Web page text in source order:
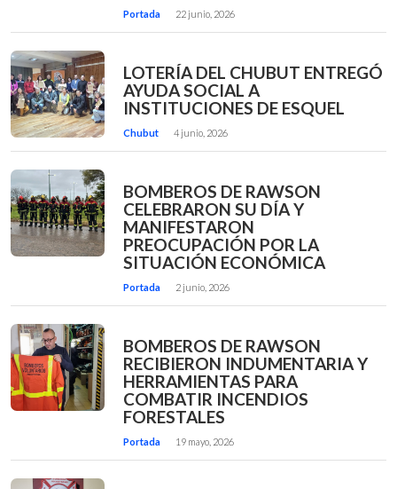
Portada 22 junio, 2026
LOTERÍA DEL CHUBUT ENTREGÓ
AYUDA SOCIAL A
INSTITUCIONES DE ESQUEL
Chubut 4 junio, 2026
BOMBEROS DE RAWSON
CELEBRARON SU DÍA Y
MANIFESTARON
PREOCUPACIÓN POR LA
SITUACIÓN ECONÓMICA
Portada 2 junio, 2026
BOMBEROS DE RAWSON
RECIBIERON INDUMENTARIA Y
HERRAMIENTAS PARA
COMBATIR INCENDIOS
FORESTALES
Portada 19 mayo, 2026